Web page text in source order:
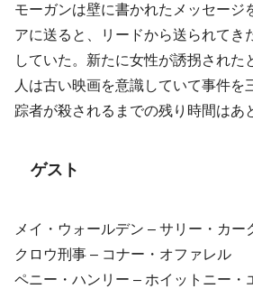
モーガンは壁に書かれたメッセージ
アに送ると、リードから送られてき
していた。新たに女性が誘拐された
人は古い映画を意識していて事件を
踪者が殺されるまでの残り時間はあ
ゲスト
メイ・ウォールデン – サリー・カー
クロウ刑事 – コナー・オファレル
ペニー・ハンリー – ホイットニー・